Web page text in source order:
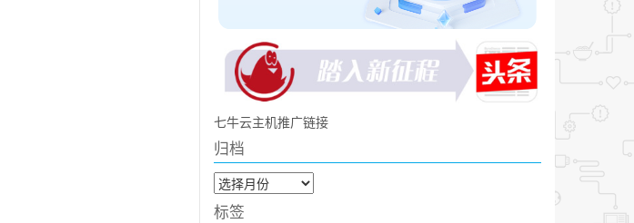
七牛云主机推广链接
归档
归
档
标签